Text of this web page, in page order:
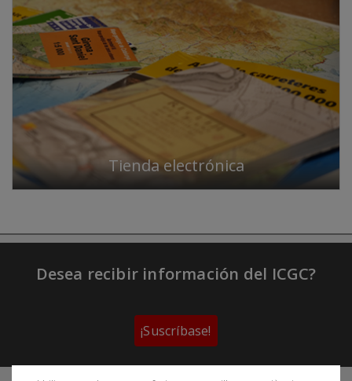
Tienda electrónica
Desea recibir información del ICGC?
¡Suscríbase!